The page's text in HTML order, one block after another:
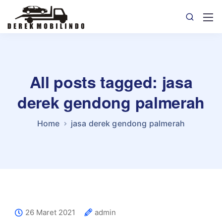
All posts tagged: jasa
derek gendong palmerah
Home jasa derek gendong palmerah
26 Maret 2021
admin